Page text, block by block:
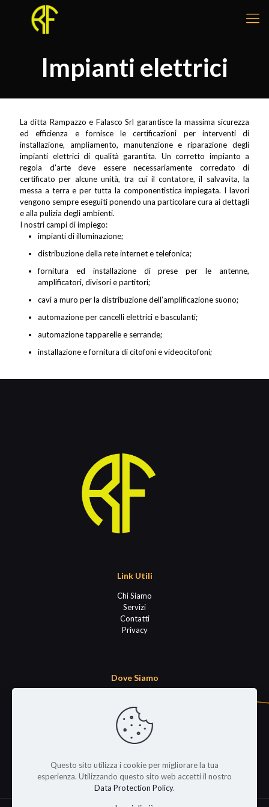
Impianti elettrici
La ditta Rampazzo e Falasco Srl garantisce la massima sicurezza
ed efficienza e fornisce le certificazioni per interventi di
installazione, ampliamento, manutenzione e riparazione degli
impianti elettrici di qualità garantita. Un corretto impianto a
regola d'arte deve essere necessariamente corredato di
certificato per alcune unità, tra cui il contatore, il salvavita, la
messa a terra e per tutta la componentistica impiegata. I lavori
vengono sempre eseguiti ponendo una particolare cura ai dettagli
e alla pulizia degli ambienti.
I nostri campi di impiego:
impianti di illuminazione;
distribuzione della rete internet e telefonica;
fornitura ed installazione di prese per le antenne,
amplificatori, divisori e partitori;
cavi a muro per la distribuzione dell’amplificazione suono;
automazione per cancelli elettrici e basculanti;
automazione tapparelle e serrande;
installazione e fornitura di citofoni e videocitofoni;
Link Utili
Chi Siamo
Servizi
Contatti
Privacy
Dove Siamo
Padova
PD
Italy
Questo sito utilizza i cookie per migliorare la tua
esperienza. Utilizzando questo sito web accetti il nostro
Data Protection Policy.